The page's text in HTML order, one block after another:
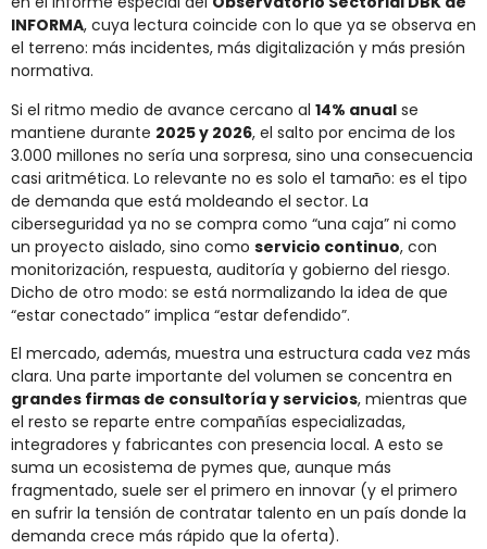
INFORMA, cuya lectura coincide con lo que ya se observa en
el terreno: más incidentes, más digitalización y más presión
normativa.
Si el ritmo medio de avance cercano al 14% anual se
mantiene durante 2025 y 2026, el salto por encima de los
3.000 millones no sería una sorpresa, sino una consecuencia
casi aritmética. Lo relevante no es solo el tamaño: es el tipo
de demanda que está moldeando el sector. La
ciberseguridad ya no se compra como “una caja” ni como
un proyecto aislado, sino como servicio continuo, con
monitorización, respuesta, auditoría y gobierno del riesgo.
Dicho de otro modo: se está normalizando la idea de que
“estar conectado” implica “estar defendido”.
El mercado, además, muestra una estructura cada vez más
clara. Una parte importante del volumen se concentra en
grandes firmas de consultoría y servicios, mientras que
el resto se reparte entre compañías especializadas,
integradores y fabricantes con presencia local. A esto se
suma un ecosistema de pymes que, aunque más
fragmentado, suele ser el primero en innovar (y el primero
en sufrir la tensión de contratar talento en un país donde la
demanda crece más rápido que la oferta).